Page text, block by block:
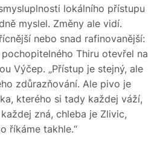
lokálního přístupu
myslel. Změny ale vidí.
nebo snad rafinovanější:
Thiru otevřel na
Výčep. „Přístup je stejný, ale
zdůrazňování. Ale pivo je
kterého si tady každej váží,
zná, chleba je Zlivic,
říkáme takhle.“